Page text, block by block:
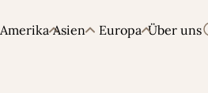
Amerika Asien Europa Über uns